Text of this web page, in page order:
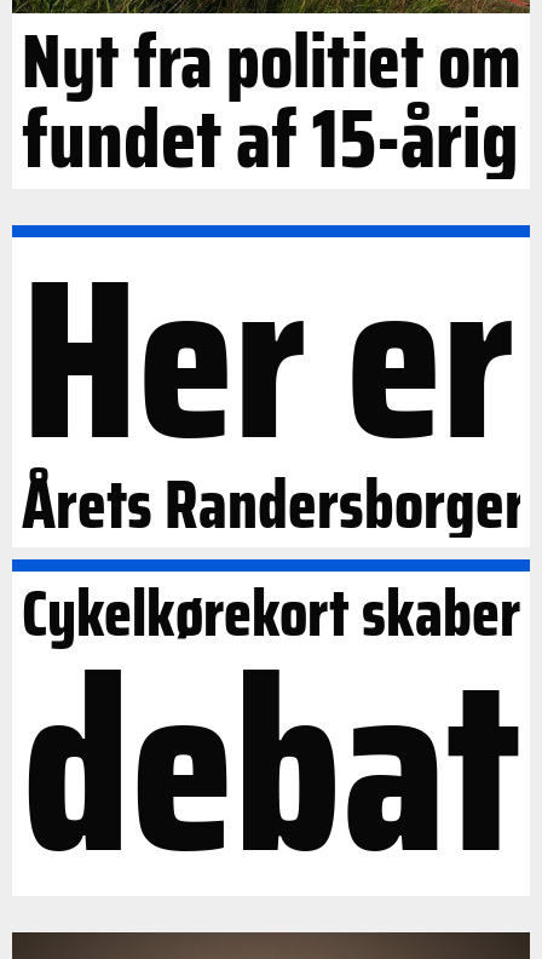
Nyt fra politiet om
fundet af 15-årig
Her er
Årets Randersborger
Cykelkørekort skaber
debat